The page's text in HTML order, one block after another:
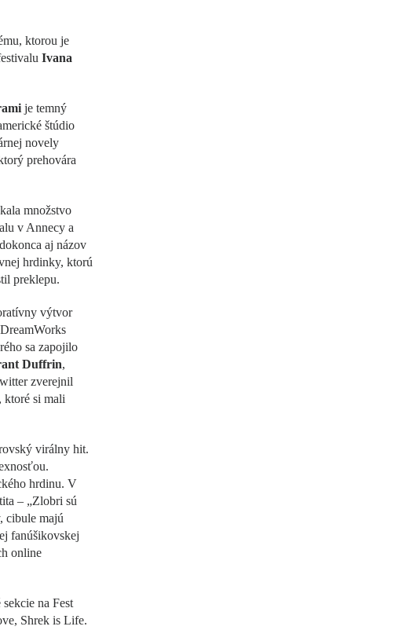
ktorou je
Ivana
je temný
štúdio
novely
prehovára
množstvo
v Annecy a
aj názov
hrdinky, ktorú
preklepu.
výtvor
sa zapojilo
Duffrin,
zverejnil
ktoré si mali
virálny hit.
hrdinu. V
– „Zlobri sú
cibule majú
fanúšikovskej
online
na Fest
Shrek is Life.